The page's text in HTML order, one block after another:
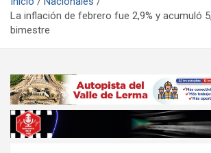
La inflación de febrero fue 2,9% y acumuló
bimestre